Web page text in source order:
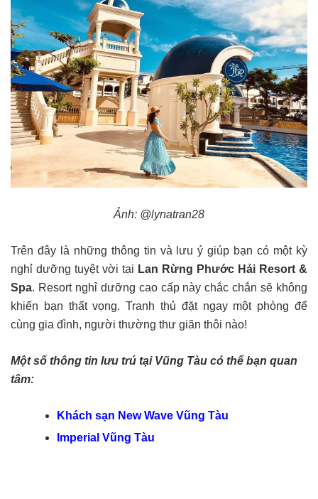
Ảnh: @lynatran28
Trên đây là những thông tin và lưu ý giúp bạn có một kỳ
nghỉ dưỡng tuyệt vời tại Lan Rừng Phước Hải Resort &
Spa. Resort nghỉ dưỡng cao cấp này chắc chắn sẽ không
khiến bạn thất vọng. Tranh thủ đặt ngay một phòng để
cùng gia đình, người thường thư giãn thôi nào!
Một số thông tin lưu trú tại Vũng Tàu có thể bạn quan
tâm:
Khách sạn New Wave Vũng Tàu
Imperial Vũng Tàu